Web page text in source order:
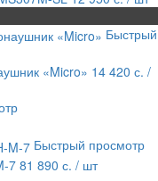
Быстрый
«Micro» 14 420 с. /
Быстрый просмотр
7 81 890 с. / шт